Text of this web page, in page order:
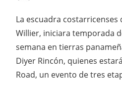
La escuadra costarricenses
Willier, iniciara temporada
semana en tierras
Diyer Rincón, quienes
Road, un evento de tres